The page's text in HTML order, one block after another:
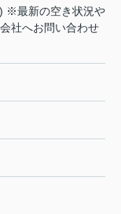
※最新の空き状況や
社へお問い合わせ